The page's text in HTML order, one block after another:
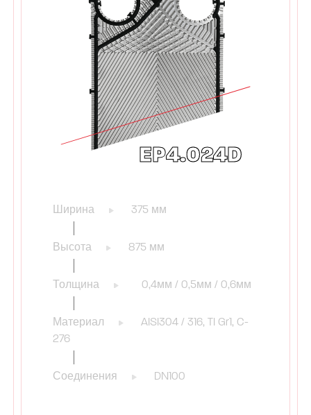
EP4.024D
Ширина 375 мм
Высота 875 мм
Толщина 0,4мм / 0,5мм / 0,6мм
Материал
AISI304 / 316, TI Gr1, C-
276
Соединения DN100